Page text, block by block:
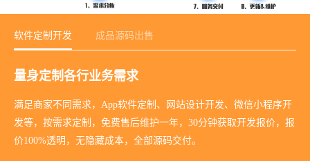
软件定制开发 成品源码出售
量身定制各行业务需求
满足商家不同需求，App软件定制、网站设计开发、微信小程序开
发等，按需求定制，免费售后维护一年，30分钟获取开发报价，报
价100%透明，无隐藏成本，全部源码交付。